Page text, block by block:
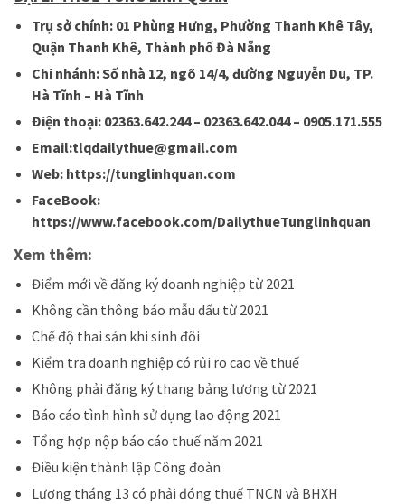
Trụ sở chính: 01 Phùng Hưng, Phường Thanh Khê Tây,
Quận Thanh Khê, Thành phố Đà Nẵng
Chi nhánh: Số nhà 12, ngõ 14/4, đường Nguyễn Du, TP.
Hà Tĩnh – Hà Tĩnh
Điện thoại: 02363.642.244 – 02363.642.044 – 0905.171.555
Email:tlqdailythue@gmail.com
Web: https://tunglinhquan.com
FaceBook:
https://www.facebook.com/DailythueTunglinhquan
Xem thêm:
Điểm mới về đăng ký doanh nghiệp từ 2021
Không cần thông báo mẫu dấu từ 2021
Chế độ thai sản khi sinh đôi
Kiểm tra doanh nghiệp có rủi ro cao về thuế
Không phải đăng ký thang bảng lương từ 2021
Báo cáo tình hình sử dụng lao động 2021
Tổng hợp nộp báo cáo thuế năm 2021
Điều kiện thành lập Công đoàn
Lương tháng 13 có phải đóng thuế TNCN và BHXH